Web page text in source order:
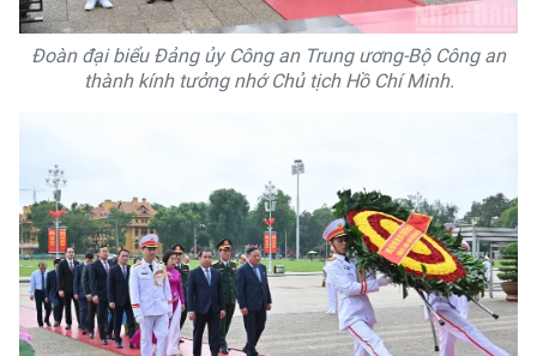
Đoàn đại biểu Đảng ủy Công an Trung ương-Bộ Công an
thành kính tưởng nhớ Chủ tịch Hồ Chí Minh.